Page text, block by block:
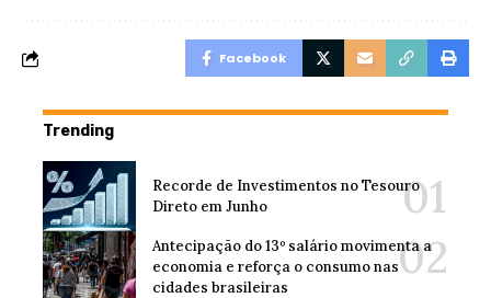
Facebook
Trending
Recorde de Investimentos no Tesouro
Direto em Junho
Antecipação do 13º salário movimenta a
economia e reforça o consumo nas
cidades brasileiras